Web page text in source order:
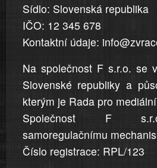
přesná
a
úplná
Sídlo: Slovenská republika
IČO: 12 345 678
Kontaktní údaje:
Na společnost F s.r.o. se
Slovenské republiky a
kterým je Rada pro
Společnost F
samoregulačnímu
Číslo registrace: RPL/123